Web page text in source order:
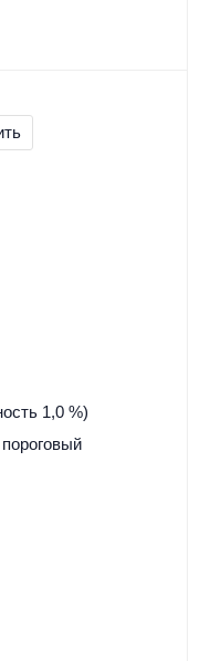
1,0 %)